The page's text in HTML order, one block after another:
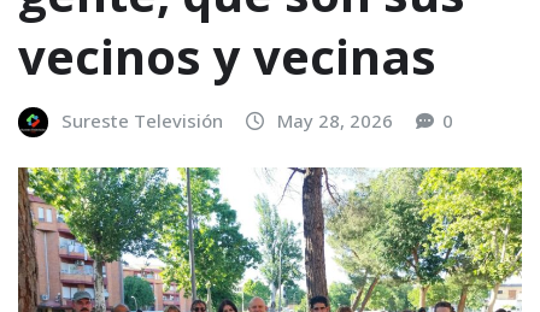
vecinos y vecinas
Sureste Televisión May 28, 2026 0